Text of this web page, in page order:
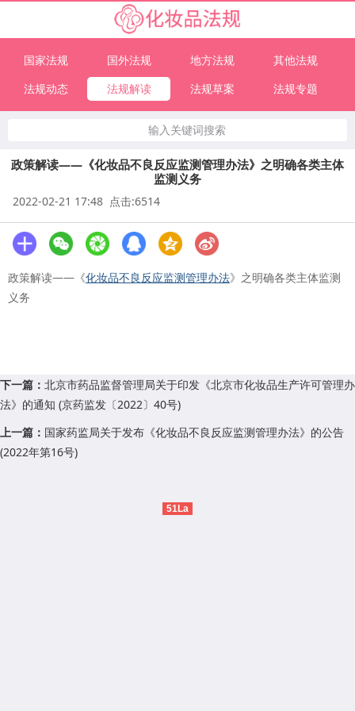
国家法规 国外法规 地方法规
其他法规
法规动态
法规解读 法规草案 法规专题
输入关键词搜索
政策解读——《化妆品不良反应监测管理办法》之明确各类主体
监测义务
2022-02-21 17:48 点击:6514
政策解读——《化妆品不良反应监测管理办法》之明确各类主体监测
义务
下一篇： 北京市药品监督管理局关于印发《北京市化妆品生产许可管理办
法》的通知 (京药监发〔2022〕40号)
上一篇： 国家药监局关于发布《化妆品不良反应监测管理办法》的公告
(2022年第16号)
51La